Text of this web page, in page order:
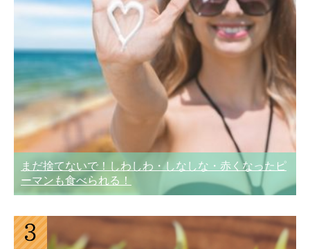
まだ捨てないで！しわしわ・しなしな・赤くなったピ
ーマンも食べられる！